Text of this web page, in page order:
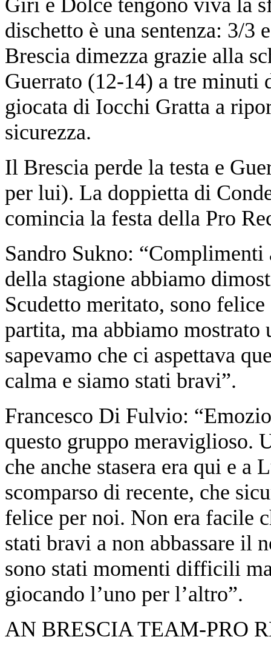
dischetto è una sentenza: 3/3
Brescia dimezza grazie alla
Guerrato (12-14) a tre minuti
giocata di Iocchi Gratta a
sicurezza.
Il Brescia perde la testa e
per lui). La doppietta di
comincia la festa della Pro
Sandro Sukno:
della stagione abbiamo
Scudetto meritato, sono
partita, ma abbiamo
sapevamo che ci aspettava
calma e siamo stati bravi”.
Francesco Di Fulvio:
questo gruppo meraviglioso.
che anche stasera era qui e a
scomparso di recente, che
felice per noi. Non era facile
stati bravi a non abbassare il
sono stati momenti difficili
giocando l’uno per l’altro”.
AN BRESCIA TEAM-PRO